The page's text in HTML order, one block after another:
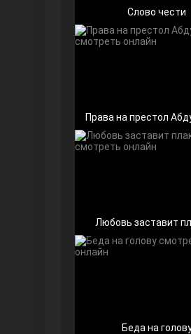
Слово чести
Права на престол
Любовь заставит
Беда на